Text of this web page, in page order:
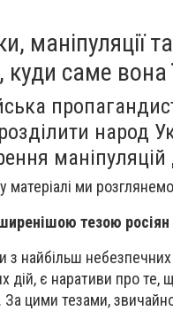
маніпуляції
куди саме вона
народ
матеріалі ми
тезою росіян
з найбільш небезпечних
дій, є наративи про те,
За цими тезами,